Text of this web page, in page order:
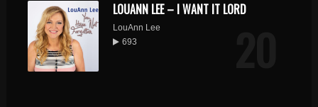
LOUANN LEE – I WANT IT LORD
LouAnn Lee
693